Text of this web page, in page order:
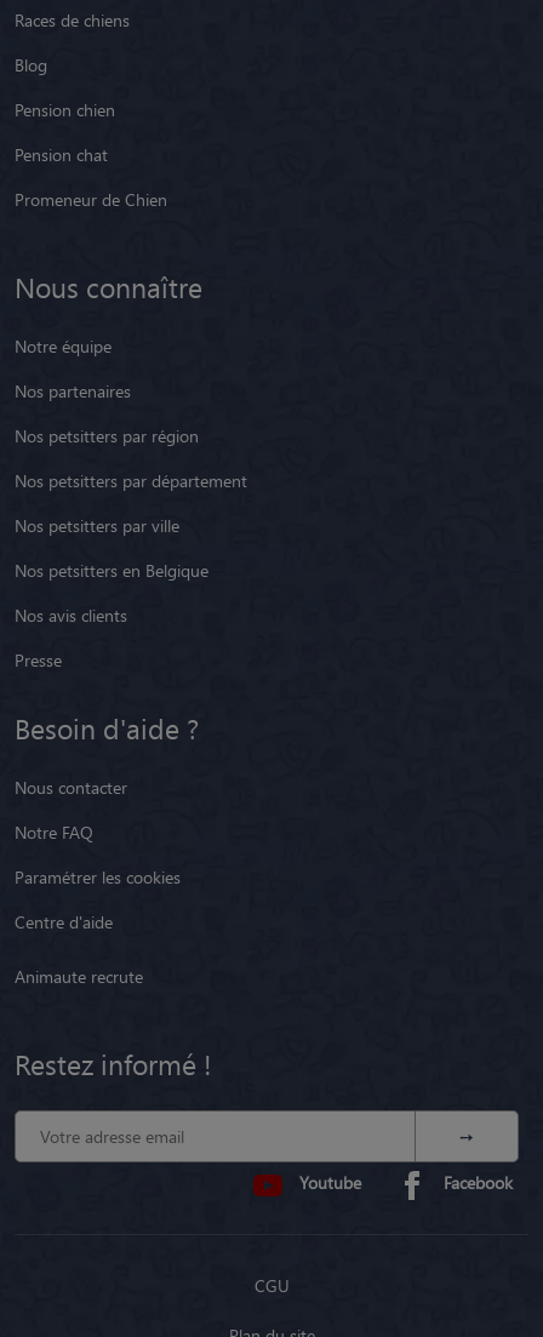
Races de chiens
Blog
Pension chien
Pension chat
Promeneur de Chien
Nous connaître
Notre équipe
Nos partenaires
Nos petsitters par région
Nos petsitters par département
Nos petsitters par ville
Nos petsitters en Belgique
Nos avis clients
Presse
Besoin d'aide ?
Nous contacter
Notre FAQ
Paramétrer les cookies
Centre d'aide
Animaute recrute
Restez informé !
Youtube Facebook
CGU